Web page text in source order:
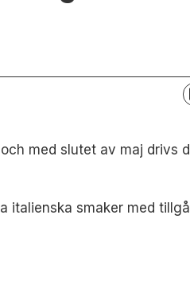
med slutet av maj drivs
italienska smaker med